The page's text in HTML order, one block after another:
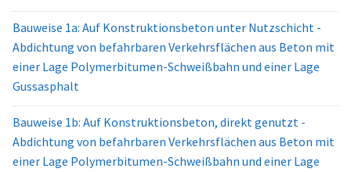
Bauweise 1a: Auf Konstruktionsbeton unter Nutzschicht -
Abdichtung von befahrbaren Verkehrsflächen aus Beton mit
einer Lage Polymerbitumen-Schweißbahn und einer Lage
Gussasphalt
Bauweise 1b: Auf Konstruktionsbeton, direkt genutzt -
Abdichtung von befahrbaren Verkehrsflächen aus Beton mit
einer Lage Polymerbitumen-Schweißbahn und einer Lage